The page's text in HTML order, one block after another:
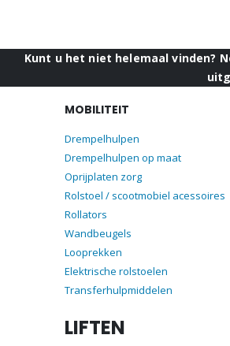
Kunt u het niet helemaal vinden?
MOBILITEIT
Drempelhulpen
Drempelhulpen op maat
Oprijplaten zorg
Rolstoel / scootmobiel acessoires
Rollators
Wandbeugels
Looprekken
Elektrische rolstoelen
Transferhulpmiddelen
LIFTEN